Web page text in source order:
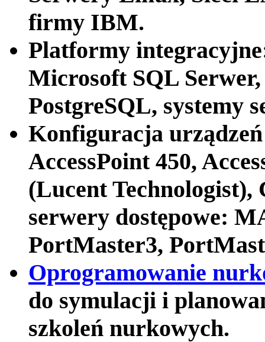
firmy IBM.
Platformy
Microsoft SQL
PostgreSQL, systemy
Konfiguracja
AccessPoint 450,
(Lucent Technologist),
serwery dostępowe:
PortMaster3,
Oprogramowanie
do symulacji i
szkoleń nurkowych.